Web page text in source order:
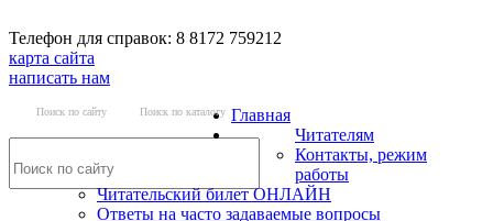
Телефон для справок: 8 8172 759212
карта сайта
написать нам
Поиск по сайту Поиск по каталогу Главная
Читателям
Контакты, режим
работы
Читательский билет ОНЛАЙН
Ответы на часто задаваемые вопросы